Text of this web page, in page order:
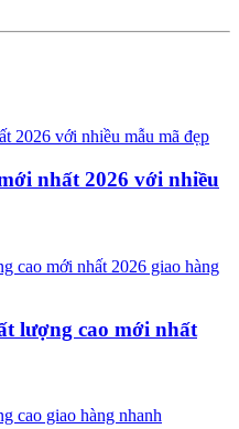
nhất 2026 với nhiều
lượng cao mới nhất